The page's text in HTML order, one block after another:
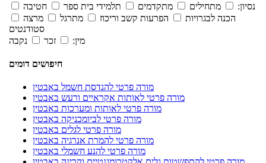
נסיון:
מתחילים מתקדמים תלמידי בית ספר
חטיבה
הכנה לבגרויות
הפרעות קשב וריכוז מתרגל
מרצה
סטודנטים
מין:
זכר נקבה
חיפושים דומים
מורה פרטי להנדסת חשמל באבטין
מורה פרטי לאותות אקראיים ורעש באבטין
מורה פרטי לאותות ומערכות באבטין
מורה פרטי לביומכניקה באבטין
מורה פרטי לגלים באבטין
מורה פרטי להמרת אנרגיה באבטין
מורה פרטי להנע חשמלי באבטין